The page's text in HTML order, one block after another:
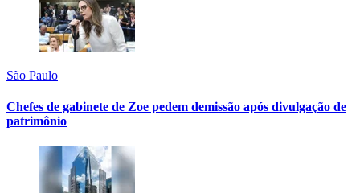
São Paulo
Chefes de gabinete de Zoe pedem demissão após divulgação de
patrimônio